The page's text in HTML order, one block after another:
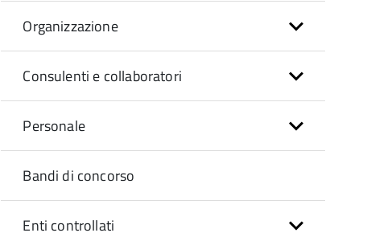
Organizzazione
Consulenti e collaboratori
Personale
Bandi di concorso
Enti controllati